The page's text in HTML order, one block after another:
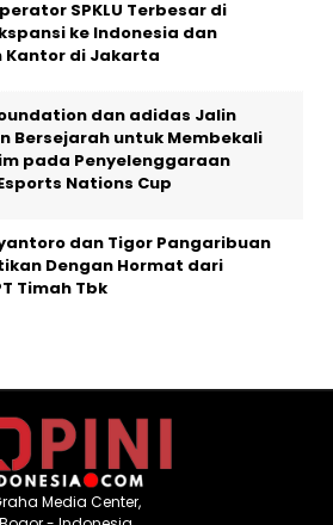
SPKLU Terbesar di
ke Indonesia dan
Kantor di Jakarta
dan adidas Jalin
Bersejarah untuk Membekali
pada Penyelenggaraan
Nations Cup
dan Tigor Pangaribuan
Dengan Hormat dari
Timah Tbk
Media Center,